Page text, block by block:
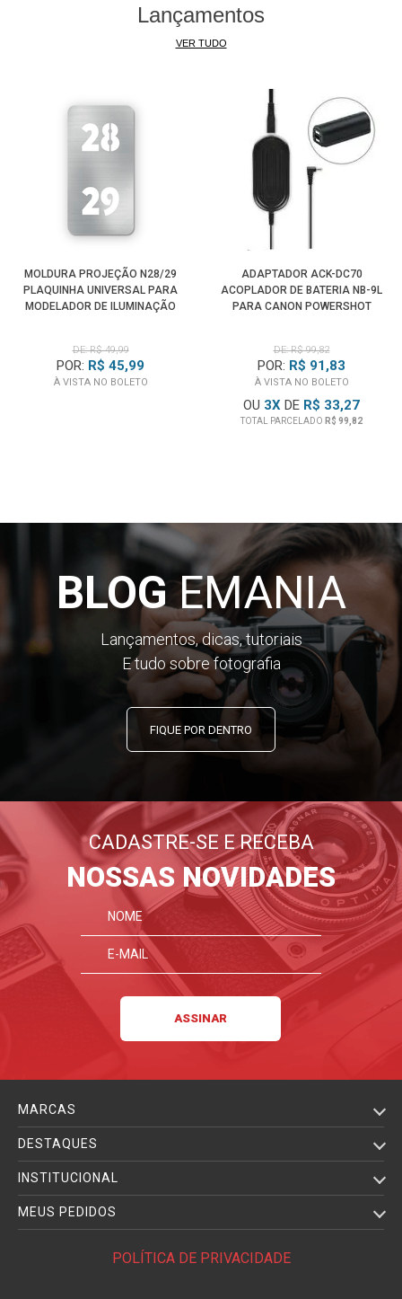
• O sistema hastes tem ajuste de altura, assim você pode
• A almofada de ombro ajuda o uso do operador no ombro
durante as filmagens.
• As Varas de 15 milímetros partes da montagem de ombro
• Os botões de permitir a fixação rápida de peças de 15
milímetros
Lançamentos
VER TUDO
MOLDURA PROJEÇÃO N28/29
PLAQUINHA UNIVERSAL PARA
MODELADOR DE ILUMINAÇÃO
DE: R$ 49,99
POR: R$ 45,99
À VISTA NO BOLETO
ADAPTADOR ACK-DC70
ACOPLADOR DE BATERIA NB-9L
PARA CANON POWERSHOT
DE: R$ 99,82
POR: R$ 91,83
À VISTA NO BOLETO
OU 3X DE R$ 33,27
TOTAL PARCELADO R$ 99,82
BLOGEMANIA
Lançamentos, dicas, tutoriais
E tudo sobre fotografia
FIQUE POR DENTRO
CADASTRE-SE E RECEBA
NOSSAS NOVIDADES
MARCAS
DESTAQUES
INSTITUCIONAL
MEUS PEDIDOS
POLÍTICA DE PRIVACIDADE